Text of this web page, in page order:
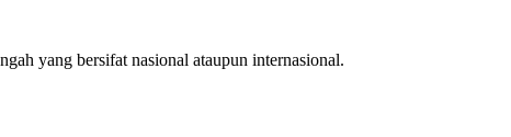
yang bersifat nasional ataupun internasional.